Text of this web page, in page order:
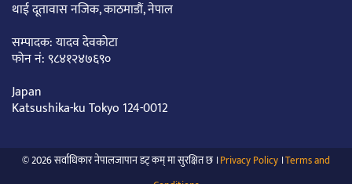
थाई दूतावास नजिक, काठमाडौं, नेपाल
सम्पादक: यादव देवकोटा
फोन नं: ९८४१२४७६९०
Japan
Katsushika-ku Tokyo 124-0012
© 2026 सर्वाधिकार नेपालजापान डट् कम् मा सुरक्षित छ ।Privacy Policy ।Terms and